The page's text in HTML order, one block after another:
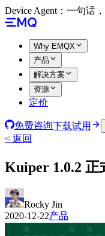
Device Agent：一句话
Why EMQX
产品
解决方案
资源
定价
免费咨询下载试用
< 返回
Kuiper 1.0.2
Rocky Jin
2020-12-22产品